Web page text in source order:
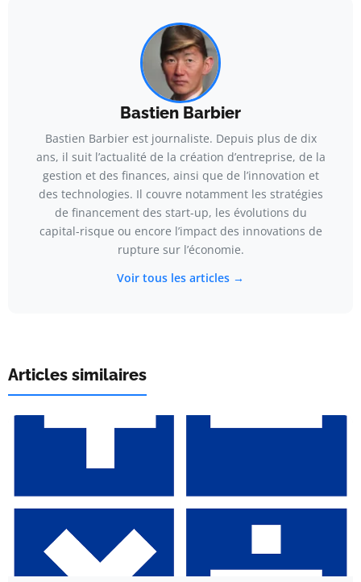
Bastien Barbier
Bastien Barbier est journaliste. Depuis plus de dix
ans, il suit l’actualité de la création d’entreprise, de la
gestion et des finances, ainsi que de l’innovation et
des technologies. Il couvre notamment les stratégies
de financement des start-up, les évolutions du
capital-risque ou encore l’impact des innovations de
rupture sur l’économie.
Voir tous les articles →
Articles similaires